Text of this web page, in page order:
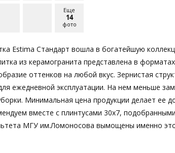
Еще
14
фото
Estima Стандарт вошла в богатейшую
из керамогранита представлена в
оттенков на любой вкус. Зернистая
ежедневной эксплуатации. На нем меньше
Минимальная цена продукции делает ее
вместе с плинтусами 30х7,
МГУ им.Ломоносова вымощены именно